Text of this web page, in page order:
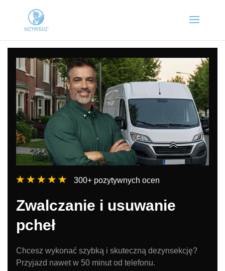
300+ pozytywnych ocen
Zwalczanie i usuwanie
pcheł
Chcesz wykonać szybką i skuteczną dezynsekcję?
Przyjazd nawet w 50 minut od telefonu.